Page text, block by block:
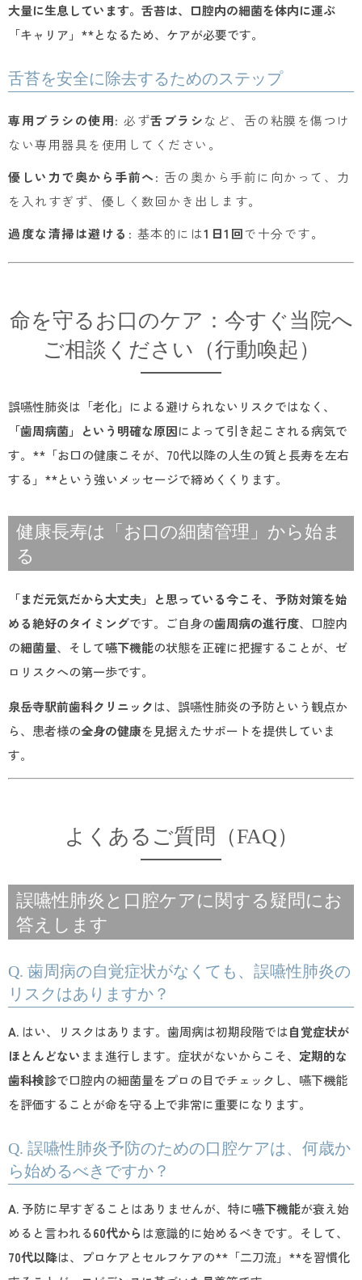
大量に生息しています。舌苔は、口腔内の細菌を体内に運ぶ
「キャリア」**となるため、ケアが必要です。
舌苔を安全に除去するためのステップ
専用ブラシの使用: 必ず舌ブラシなど、舌の粘膜を傷つけ
ない専用器具を使用してください。
優しい力で奥から手前へ: 舌の奥から手前に向かって、力
を入れすぎず、優しく数回かき出します。
過度な清掃は避ける : 基本的には1日1回で十分です。
命を守るお口のケア：今すぐ当院へ
ご相談ください（行動喚起）
誤嚥性肺炎は「老化」による避けられないリスクではなく、
「歯周病菌」という明確な原因によって引き起こされる病気で
す。**「お口の健康こそが、70代以降の人生の質と長寿を左右
する」**という強いメッセージで締めくくります。
健康長寿は「お口の細菌管理」から始ま
る
「まだ元気だから大丈夫」と思っている今こそ、予防対策を始
める絶好のタイミングです。ご自身の歯周病の進行度、口腔内
の細菌量、そして嚥下機能の状態を正確に把握することが、ゼ
ロリスクへの第一歩です。
泉岳寺駅前歯科クリニックは、誤嚥性肺炎の予防という観点か
ら、患者様の全身の健康を見据えたサポートを提供していま
す。
よくあるご質問（FAQ）
誤嚥性肺炎と口腔ケアに関する疑問にお
答えします
Q. 歯周病の自覚症状がなくても、誤嚥性肺炎の
リスクはありますか？
A. はい、リスクはあります。歯周病は初期段階では自覚症状が
ほとんどない まま進行します。症状がないからこそ、 定期的な
歯科検診で口腔内の細菌量をプロの目でチェックし、嚥下機能
を評価することが命を守る上で非常に重要になります。
Q. 誤嚥性肺炎予防のための口腔ケアは、何歳か
ら始めるべきですか？
A.予防に早すぎることはありませんが、特に嚥下機能が衰え始
めると言われる60代から は意識的に始めるべきです。そして、
70代以降は、プロケアとセルフケアの**「二刀流」**を習慣化